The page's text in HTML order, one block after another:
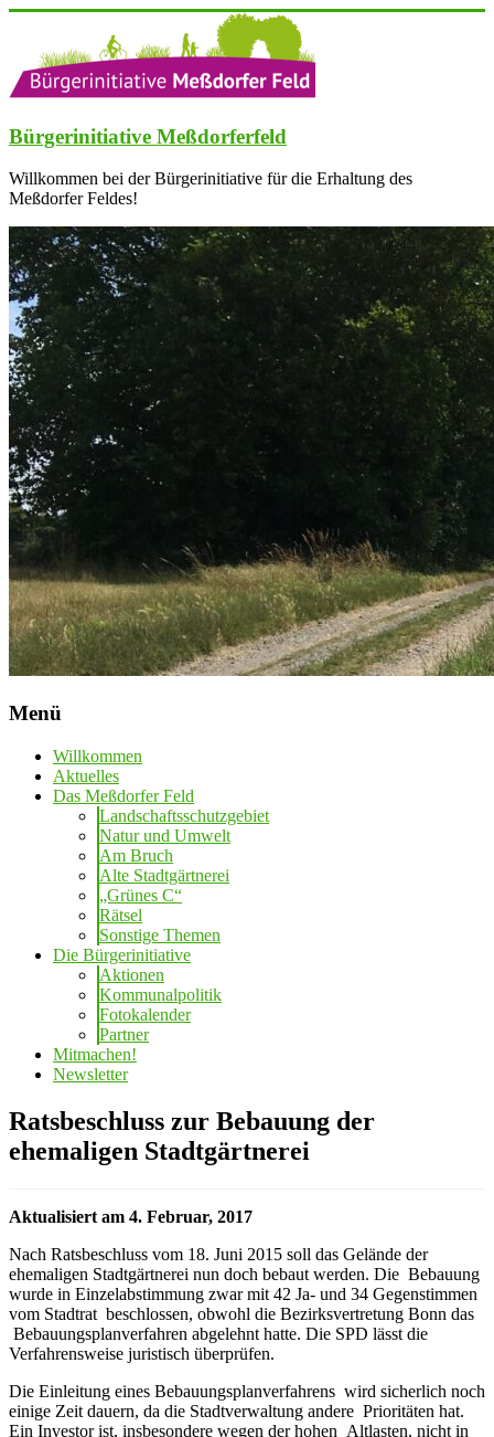
springen
Bürgerinitiative Meßdorferfeld
Willkommen bei der Bürgerinitiative für die Erhaltung des
Meßdorfer Feldes!
Menü
Willkommen
Aktuelles
Das Meßdorfer Feld
Landschaftsschutzgebiet
Natur und Umwelt
Am Bruch
Alte Stadtgärtnerei
„Grünes C“
Rätsel
Sonstige Themen
Die Bürgerinitiative
Aktionen
Kommunalpolitik
Fotokalender
Partner
Mitmachen!
Newsletter
Ratsbeschluss zur Bebauung der
ehemaligen Stadtgärtnerei
Aktualisiert am 4. Februar, 2017
Nach Ratsbeschluss vom 18. Juni 2015 soll das Gelände der
ehemaligen Stadtgärtnerei nun doch bebaut werden. Die Bebauung
wurde in Einzelabstimmung zwar mit 42 Ja- und 34 Gegenstimmen
vom Stadtrat beschlossen, obwohl die Bezirksvertretung Bonn das
Bebauungsplanverfahren abgelehnt hatte. Die SPD lässt die
Verfahrensweise juristisch überprüfen.
Die Einleitung eines Bebauungsplanverfahrens wird sicherlich noch
einige Zeit dauern, da die Stadtverwaltung andere Prioritäten hat.
Ein Investor ist, insbesondere wegen der hohen Altlasten, nicht in